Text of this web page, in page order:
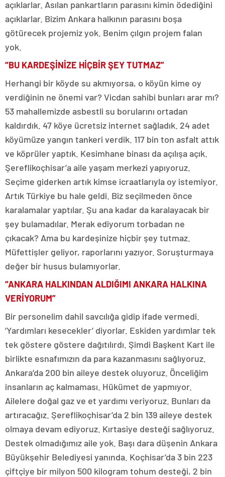
açıklarlar. Asılan pankartların parasını kimin ödediğini
açıklarlar. Bizim Ankara halkının parasını boşa
götürecek projemiz yok. Benim çılgın projem falan
yok.
“BU KARDEŞİNİZE HİÇBİR ŞEY TUTMAZ”
Herhangi bir köyde su akmıyorsa, o köyün kime oy
verdiğinin ne önemi var? Vicdan sahibi bunları arar mı?
53 mahallemizde asbestli su borularını ortadan
kaldırdık. 47 köye ücretsiz internet sağladık. 24 adet
köyümüze yangın tankeri verdik. 117 bin ton asfalt attık
ve köprüler yaptık. Kesimhane binası da açılışa açık.
Şereflikoçhisar’a aile yaşam merkezi yapıyoruz.
Seçime giderken artık kimse icraatlarıyla oy istemiyor.
Artık Türkiye bu hale geldi. Biz seçilmeden önce
karalamalar yaptılar. Şu ana kadar da karalayacak bir
şey bulamadılar. Merak ediyorum torbadan ne
çıkacak? Ama bu kardeşinize hiçbir şey tutmaz.
Müfettişler geliyor, raporlarını yazıyor. Soruşturmaya
değer bir husus bulamıyorlar.
“ANKARA HALKINDAN ALDIĞIMI ANKARA HALKINA
VERİYORUM”
Bir personelim dahil savcılığa gidip ifade vermedi.
‘Yardımları kesecekler’ diyorlar. Eskiden yardımlar tek
tek göstere göstere dağıtılırdı. Şimdi Başkent Kart ile
birlikte esnafımızın da para kazanmasını sağlıyoruz.
Ankara’da 200 bin aileye destek oluyoruz. Önceliğim
insanların aç kalmaması. Hükümet de yapmıyor.
Ailelere doğal gaz ve et yardımı veriyoruz. Bunları da
artıracağız. Şereflikoçhisar’da 2 bin 139 aileye destek
olmaya devam ediyoruz. Kırtasiye desteği sağlıyoruz.
Destek olmadığımız aile yok. Başı dara düşenin Ankara
Büyükşehir Belediyesi yanında. Koçhisar’da 3 bin 223
çiftçiye bir milyon 500 kilogram tohum desteği, 2 bin